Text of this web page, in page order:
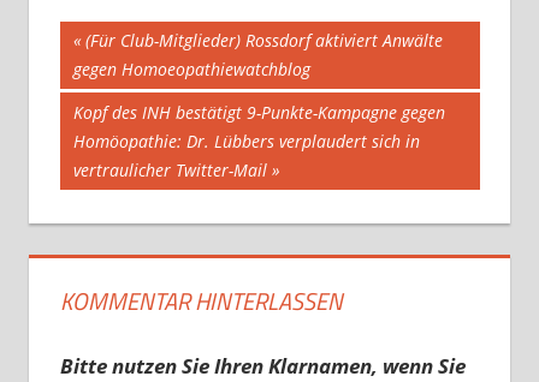
Beitragsnavigation
Vorheriger
Beitrag:
(Für Club-Mitglieder) Rossdorf aktiviert Anwälte
gegen Homoeopathiewatchblog
Nächster
Beitrag:
Kopf des INH bestätigt 9-Punkte-Kampagne gegen
Homöopathie: Dr. Lübbers verplaudert sich in
vertraulicher Twitter-Mail
KOMMENTAR HINTERLASSEN
Bitte nutzen Sie Ihren Klarnamen, wenn Sie